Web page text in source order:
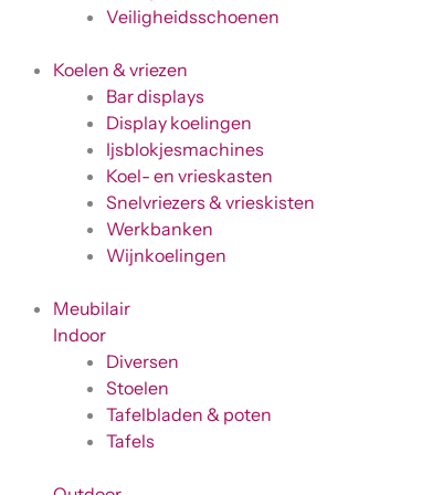
Veiligheidsschoenen
Koelen & vriezen
Bar displays
Display koelingen
Ijsblokjesmachines
Koel- en vrieskasten
Snelvriezers & vrieskisten
Werkbanken
Wijnkoelingen
Meubilair
Indoor
Diversen
Stoelen
Tafelbladen & poten
Tafels